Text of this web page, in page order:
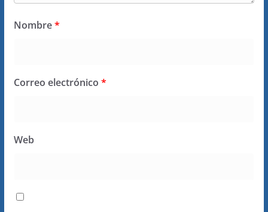
Nombre*
Correo electrónico *
Web